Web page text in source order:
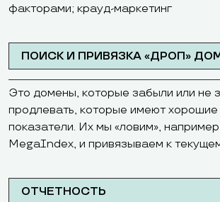
факторами; крауд-маркетинг
ПОИСК И ПРИВЯЗКА «ДРОП»
Это домены, которые забыли или не
продлевать, которые имеют
показатели. Их мы «ловим»,
MegaIndex, и привязываем к
ОТЧЕТНОСТЬ